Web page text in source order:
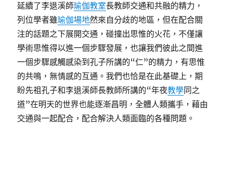
延續了李退溪師瑜伽教室長教師交通和共融的精力，
列位學者雖瑜伽場地然來自分歧的地區，但在配合關
注的話題之下展開交通，碰撞出思惟的火花，不僅讓
學術思惟得以進一個步驟發展，也讓我們彼此之間進
一個步驟感觸感染到孔子所講的“仁”的精力，有思惟
的共鳴，無情感的互通。我們也恰是在此基礎上，期
盼先祖孔子和李退溪師長教師所講的“年夜教學同之
道”在明天的世界也能逐漸昌明，全體人類攜手，藉由
交通與一起配合，配合解決人類面臨的各種問題。